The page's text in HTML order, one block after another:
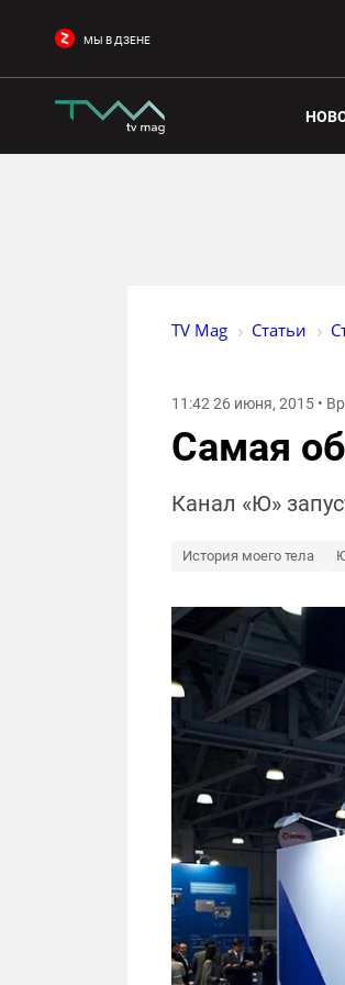
МЫ В ДЗЕНЕ
TV Mag Статьи
11:42 26 июня, 2015 •
Самая
Канал «Ю»
История моего тела